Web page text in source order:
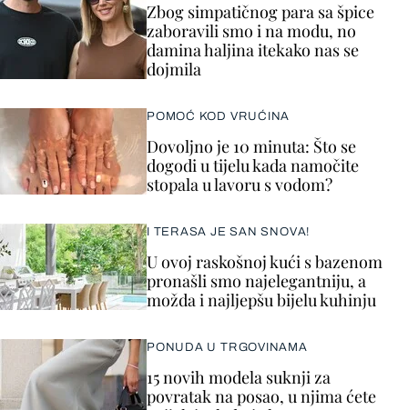
Zbog simpatičnog para sa špice
zaboravili smo i na modu, no
damina haljina itekako nas se
dojmila
POMOĆ KOD VRUĆINA
Dovoljno je 10 minuta: Što se
dogodi u tijelu kada namočite
stopala u lavoru s vodom?
I TERASA JE SAN SNOVA!
U ovoj raskošnoj kući s bazenom
pronašli smo najelegantniju, a
možda i najljepšu bijelu kuhinju
PONUDA U TRGOVINAMA
15 novih modela suknji za
povratak na posao, u njima ćete